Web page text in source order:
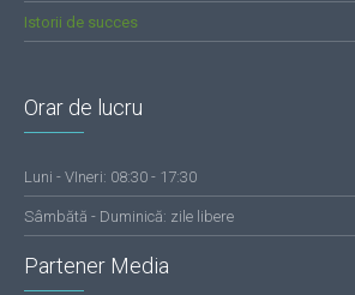
Istorii de succes
Orar de lucru
Luni - VIneri: 08:30 - 17:30
Sâmbătă - Duminică: zile libere
Partener Media